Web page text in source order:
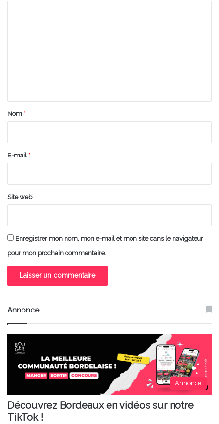
a
e
Nom *
E-mail *
Site web
Enregistrer mon nom, mon e-mail et mon site dans le navigateur
pour mon prochain commentaire.
Annonce
Annonce
Découvrez Bordeaux en vidéos sur notre
TikTok !